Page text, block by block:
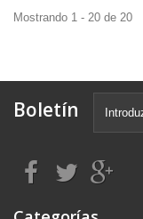
Mostrando 1 - 20 de 20
Boletín